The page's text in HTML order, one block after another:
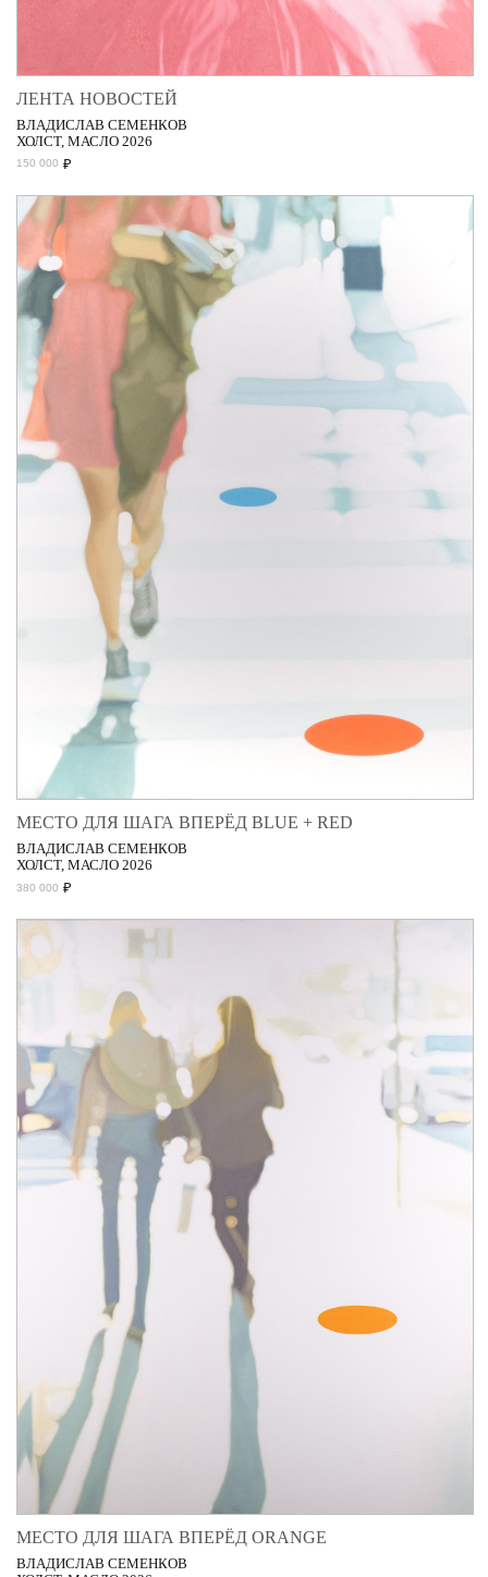
ЛЕНТА НОВОСТЕЙ
ВЛАДИСЛАВ СЕМЕНКОВ
ХОЛСТ, МАСЛО 2026
150 000 ₽
МЕСТО ДЛЯ ШАГА ВПЕРЁД BLUE + RED
ВЛАДИСЛАВ СЕМЕНКОВ
ХОЛСТ, МАСЛО 2026
380 000 ₽
МЕСТО ДЛЯ ШАГА ВПЕРЁД ORANGE
ВЛАДИСЛАВ СЕМЕНКОВ